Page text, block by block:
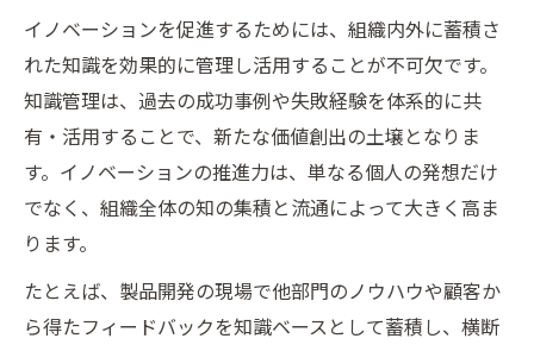
グローバル競争時代の知識管理戦略とは
イノベーション推進で必要な知識管理視点
知的財産戦略が輸出力向上に直結する理由
競争優位を築く知識管理の実践的ステップ
グローバル展開で活きる知的財産の活用術
知識資産を守る国際対応力の鍛え方
イノベーション推進に必須なスキルの磨き方
イノベーション人材に必要な基本スキルと
は
イノベーションを促進するためには、組織内外に蓄積さ
れた知識を効果的に管理し活用することが不可欠です。
知識管理は、過去の成功事例や失敗経験を体系的に共
有・活用することで、新たな価値創出の土壌となりま
す。イノベーションの推進力は、単なる個人の発想だけ
でなく、組織全体の知の集積と流通によって大きく高ま
ります。
たとえば、製品開発の現場で他部門のノウハウや顧客か
ら得たフィードバックを知識ベースとして蓄積し、横断